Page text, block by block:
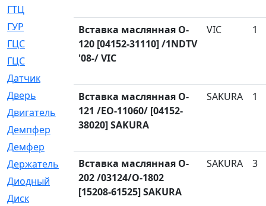
ГТЦ
ГУР
[34]
ГЦC
[6]
ГЦС
[74]
Датчик
Дверь
[249]
Двигатель
[64]
Демпфер
[2]
Демфер
Держатель
[5]
Диодный
[3]
Диск
[418]
Вставка маслянная O-
120 [04152-31110] /1NDTV
'08-/ VIC
VIC 1
Вставка маслянная O-
121 /EO-11060/ [04152-
38020] SAKURA
SAKURA 1
Вставка маслянная O-
202 /03124/O-1802
[15208-61525] SAKURA
SAKURA 3